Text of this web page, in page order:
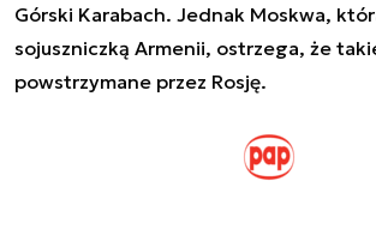
Górski Karabach. Jednak Moskwa,
sojuszniczką Armenii, ostrzega, że
powstrzymane przez Rosję.